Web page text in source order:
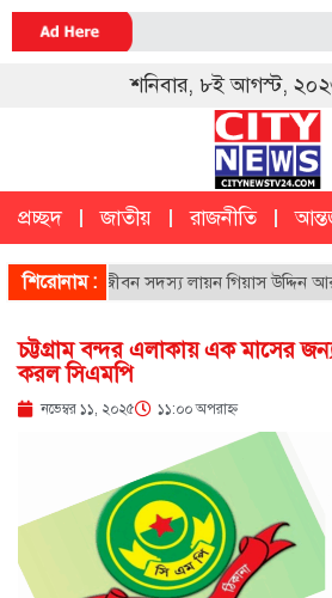
শনিবার, ৮ই আগস্ট, ২০২৬
প্রচ্ছদ জাতীয় রাজনীতি
শিরোনাম :আজীবন সদস্য লায়ন গিয়াস উদ্দিন আর
চট্টগ্রাম বন্দর এলাকায় এক মাসের
করল সিএমপি
নভেম্বর ১১, ২০২৫ ১১:০০ অপরাহ্ণ